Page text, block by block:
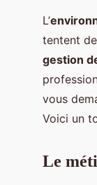
L’
tentent
gestion
vous
Voici un
Le